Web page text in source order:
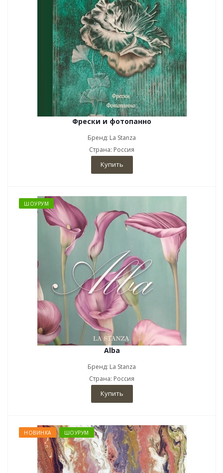
Фрески и фотопанно
Бренд: La Stanza
Страна: Россия
Купить
ШОУРУМ
Alba
Бренд: La Stanza
Страна: Россия
Купить
НОВИНКА ШОУРУМ